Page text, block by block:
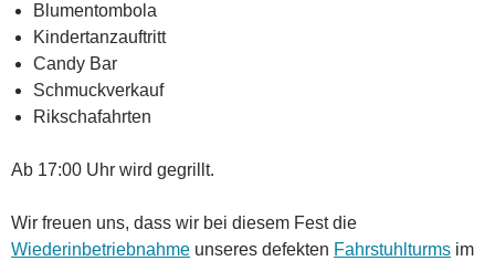
Blumentombola
Kindertanzauftritt
Candy Bar
Schmuckverkauf
Rikschafahrten
Ab 17:00 Uhr wird gegrillt.
Wir freuen uns, dass wir bei diesem Fest die
Wiederinbetriebnahme unseres defekten Fahrstuhlturms im